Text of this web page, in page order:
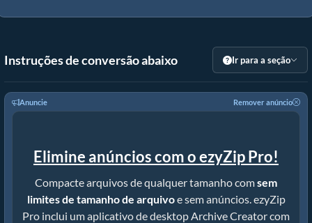
Instruções de conversão abaixo Ir para a seção
Anuncie Remover anúncio
Elimine anúncios com o ezyZip Pro!
Compacte arquivos de qualquer tamanho comsem
limites de tamanho de arquivoe sem anúncios. ezyZip
Pro inclui um aplicativo de desktop Archive Creator com